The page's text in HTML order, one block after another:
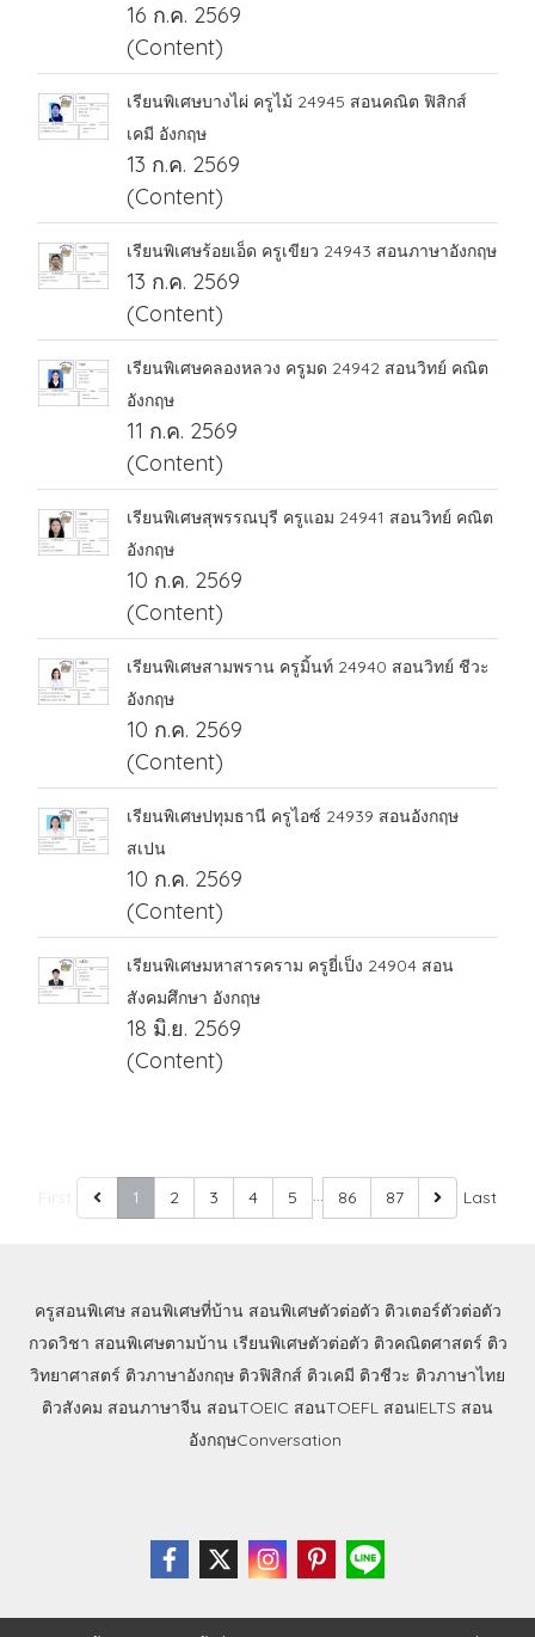
16 ก.ค. 2569
(Content)
เรียนพิเศษบางไผ่ ครูไม้ 24945 สอนคณิต ฟิสิกส์
เคมี อังกฤษ
13 ก.ค. 2569
(Content)
เรียนพิเศษร้อยเอ็ด ครูเขียว 24943 สอนภาษาอังกฤษ
13 ก.ค. 2569
(Content)
เรียนพิเศษคลองหลวง ครูมด 24942 สอนวิทย์ คณิต
อังกฤษ
11 ก.ค. 2569
(Content)
เรียนพิเศษสุพรรณบุรี ครูแอม 24941 สอนวิทย์ คณิต
อังกฤษ
10 ก.ค. 2569
(Content)
เรียนพิเศษสามพราน ครูมิ้นท์ 24940 สอนวิทย์ ชีวะ
อังกฤษ
10 ก.ค. 2569
(Content)
เรียนพิเศษปทุมธานี ครูไอซ์ 24939 สอนอังกฤษ
สเปน
10 ก.ค. 2569
(Content)
เรียนพิเศษมหาสารคราม ครูยี่เป็ง 24904 สอน
สังคมศึกษา อังกฤษ
18 มิ.ย. 2569
(Content)
1 2 3 4 5 … 86 87 Last
ครูสอนพิเศษ สอนพิเศษที่บ้าน สอนพิเศษตัวต่อตัว ติวเตอร์ตัวต่อตัว
กวดวิชา สอนพิเศษตามบ้าน เรียนพิเศษตัวต่อตัว ติวคณิตศาสตร์ ติว
วิทยาศาสตร์ ติวภาษาอังกฤษ ติวฟิสิกส์ ติวเคมี ติวชีวะ ติวภาษาไทย
ติวสังคม สอนภาษาจีน สอนTOEIC สอนTOEFL สอนIELTS สอน
อังกฤษConversation